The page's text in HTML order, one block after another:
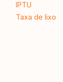
IPTU
Taxa de lixo